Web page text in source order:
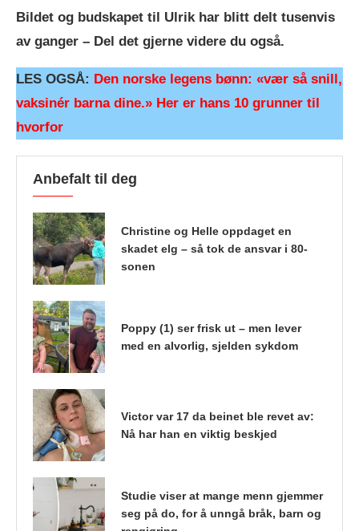
Bildet og budskapet til Ulrik har blitt delt tusenvis
av ganger – Del det gjerne videre du også.
LES OGSÅ: Den norske legens bønn: «vær så snill,
vaksinér barna dine.» Her er hans 10 grunner til
hvorfor
Anbefalt til deg
Christine og Helle oppdaget en
skadet elg – så tok de ansvar i 80-
sonen
Poppy (1) ser frisk ut – men lever
med en alvorlig, sjelden sykdom
Victor var 17 da beinet ble revet av:
Nå har han en viktig beskjed
Studie viser at mange menn gjemmer
seg på do, for å unngå bråk, barn og